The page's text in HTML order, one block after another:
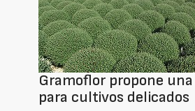
Gramoflor propone
para cultivos delicados